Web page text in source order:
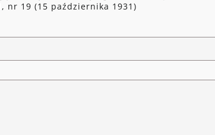
nr 19 (15 października 1931)